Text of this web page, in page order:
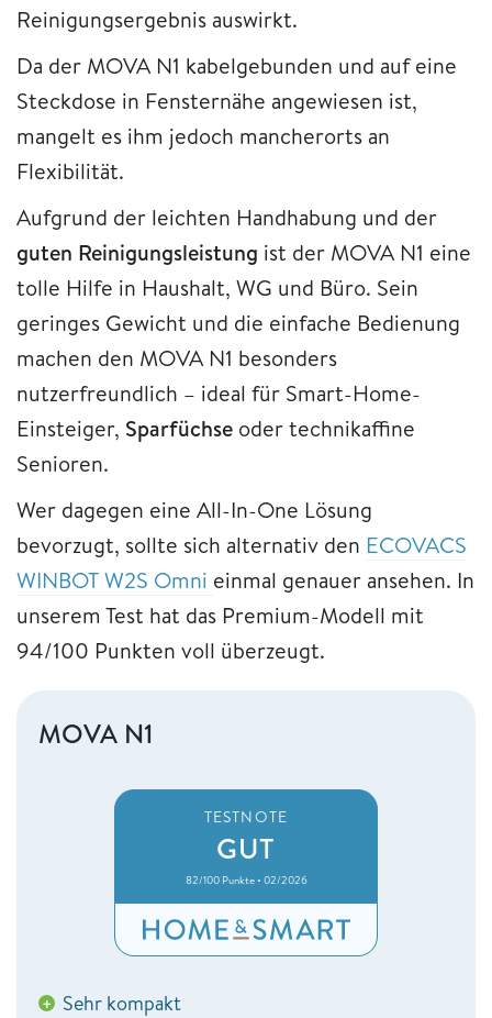
Reinigungsergebnis auswirkt.
Da der MOVA N1 kabelgebunden und auf eine
Steckdose in Fensternähe angewiesen ist,
mangelt es ihm jedoch mancherorts an
Flexibilität.
Aufgrund der leichten Handhabung und der
guten Reinigungsleistung ist der MOVA N1 eine
tolle Hilfe in Haushalt, WG und Büro. Sein
geringes Gewicht und die einfache Bedienung
machen den MOVA N1 besonders
nutzerfreundlich – ideal für Smart-Home-
Einsteiger, Sparfüchse oder technikaffine
Senioren.
Wer dagegen eine All-In-One Lösung
bevorzugt, sollte sich alternativ den ECOVACS
WINBOT W2S Omni einmal genauer ansehen. In
unserem Test hat das Premium-Modell mit
94/100 Punkten voll überzeugt.
MOVA N1
TESTNOTE
GUT
82/100 Punkte • 02/2026
+ Sehr kompakt